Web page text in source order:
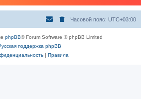
Часовой пояс: UTC+03:00
phpBB® Forum Software © phpBB Limited
поддержка phpBB
| Правила